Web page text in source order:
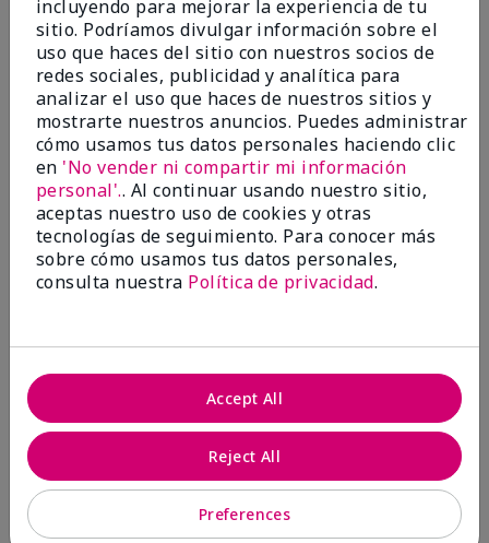
Satisfied
EnviadoHace 3 meses
porKeyrone
de LaBelle, FL
Evaluado en
marykay.com/en-us/
Since using MK products, my skin hasn't been as oily.
I've received compliments that my complexion has
improved, and most of all, my skin doesn't feel dry or
irritated after use. Moisturizers are usually hard to
Tyre, for introducing me to these products!
ConclusiónSí, recomendaría a un amigo
¿Le ha resultado útil esta
opinión?
incluyendo para mejorar la experiencia de tu
sitio. Podríamos divulgar información sobre el
uso que haces del sitio con nuestros socios de
redes sociales, publicidad y analítica para
analizar el uso que haces de nuestros sitios y
mostrarte nuestros anuncios. Puedes administrar
cómo usamos tus datos personales haciendo clic
en 'No vender ni compartir mi información
personal'.. Al continuar usando nuestro sitio,
aceptas nuestro uso de cookies y otras
tecnologías de seguimiento. Para conocer más
sobre cómo usamos tus datos personales,
consulta nuestra Política de privacidad.
Preferences
Reject All
Accept All